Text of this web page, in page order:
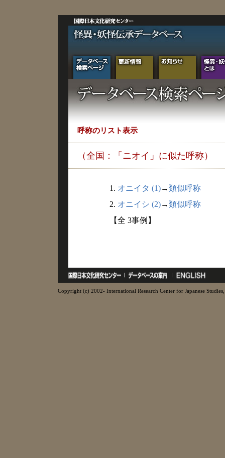
呼称のリスト表示
（全国：「ニオイ」に似た呼称）
1. オニイタ (1)→類似呼称
2. オニイシ (2)→類似呼称
【全 3事例】
Copyright (c) 2002- International Research Center for Japanese